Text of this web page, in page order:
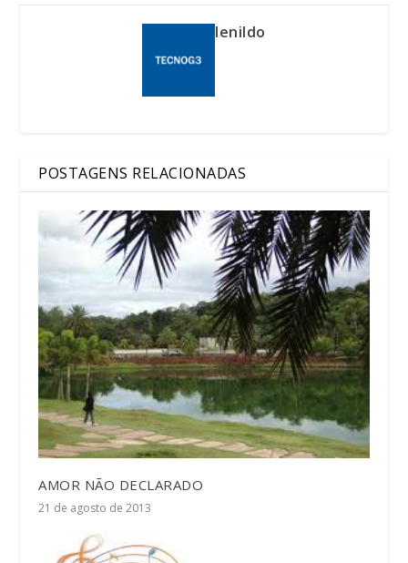
lenildo
POSTAGENS RELACIONADAS
AMOR NÃO DECLARADO
21 de agosto de 2013